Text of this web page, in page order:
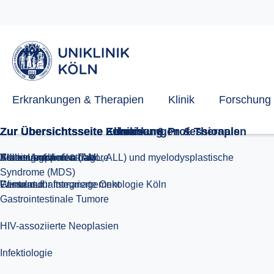
Erkrankungen & Therapien Klinik Forschung
Kölner Antibiotika-Tag